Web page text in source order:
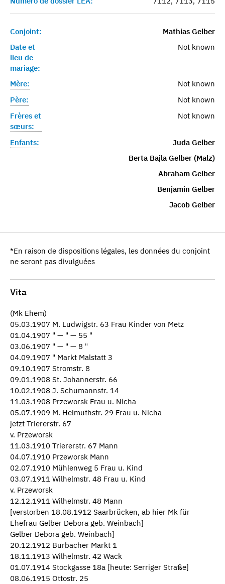
Conjoint:
Mathias Gelber
Date et
lieu de
mariage:
Not known
Mère:
Not known
Père:
Not known
Frères et
sœurs:
Not known
Enfants:
Juda Gelber
Berta Bajla Gelber (Malz)
Abraham Gelber
Benjamin Gelber
Jacob Gelber
*En raison de dispositions légales, les données du conjoint
ne seront pas divulguées
Vita
(Mk Ehem)
05.03.1907 M. Ludwigstr. 63 Frau Kinder von Metz
01.04.1907 " — " — 55 "
03.06.1907 " — " — 8 "
04.09.1907 " Markt Malstatt 3
09.10.1907 Stromstr. 8
09.01.1908 St. Johannerstr. 66
10.02.1908 J. Schumannstr. 14
11.03.1908 Przeworsk Frau u. Nicha
05.07.1909 M. Helmuthstr. 29 Frau u. Nicha
jetzt Triererstr. 67
v. Przeworsk
11.03.1910 Triererstr. 67 Mann
04.07.1910 Przeworsk Mann
02.07.1910 Mühlenweg 5 Frau u. Kind
03.07.1911 Wilhelmstr. 48 Frau u. Kind
v. Przeworsk
12.12.1911 Wilhelmstr. 48 Mann
[verstorben 18.08.1912 Saarbrücken, ab hier Mk für
Ehefrau Gelber Debora geb. Weinbach]
Gelber Debora geb. Weinbach]
20.12.1912 Burbacher Markt 1
18.11.1913 Wilhelmstr. 42 Wack
01.07.1914 Stockgasse 18a [heute: Serriger Straße]
08.06.1915 Ottostr. 25